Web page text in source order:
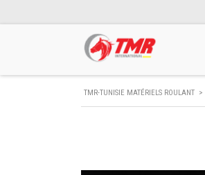
TMR-TUNISIE MATÉRIELS ROULANT >